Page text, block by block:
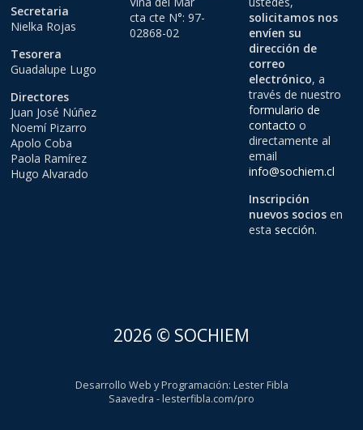
Secretaria
Nielka Rojas
Tesorera
Guadalupe Lugo
Directores
Juan José Núñez
Noemí Pizarro
Apolo Coba
Paola Ramírez
Hugo Alvarado
cta cte N°: 97-
02868-02
solicitamos nos
envíen su
dirección de
correo
electrónico, a
través de nuestro
formulario de
contacto o
directamente al
email
info@sochiem.cl
Inscripción
nuevos sociosen
esta sección.
2026 © SOCHIEM
Desarrollo Web y Programación: Lester Fibla
Saavedra -lesterfibla.com/pro